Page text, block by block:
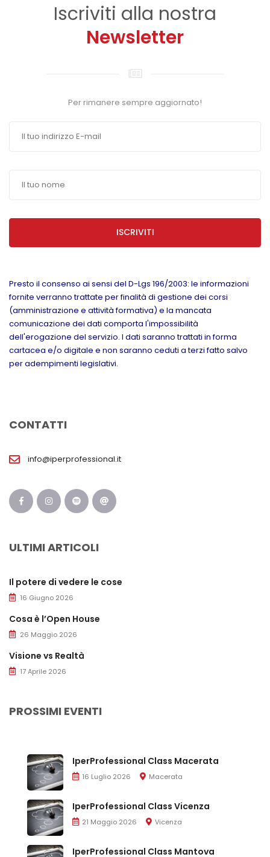
Iscriviti alla nostra
Newsletter
Per rimanere sempre aggiornato!
ISCRIVITI
Presto il consenso ai sensi del D-Lgs 196/2003: le informazioni
fornite verranno trattate per finalità di gestione dei corsi
(amministrazione e attività formativa) e la mancata
comunicazione dei dati comporta l'impossibilità
dell'erogazione del servizio. I dati saranno trattati in forma
cartacea e/o digitale e non saranno ceduti a terzi fatto salvo
per adempimenti legislativi.
CONTATTI
info@iperprofessional.it
ULTIMI ARTICOLI
Il potere di vedere le cose
16 Giugno 2026
Cosa è l’Open House
26 Maggio 2026
Visione vs Realtà
17 Aprile 2026
PROSSIMI EVENTI
IperProfessional Class Macerata
16 Luglio 2026 Macerata
IperProfessional Class Vicenza
21 Maggio 2026 Vicenza
IperProfessional Class Mantova